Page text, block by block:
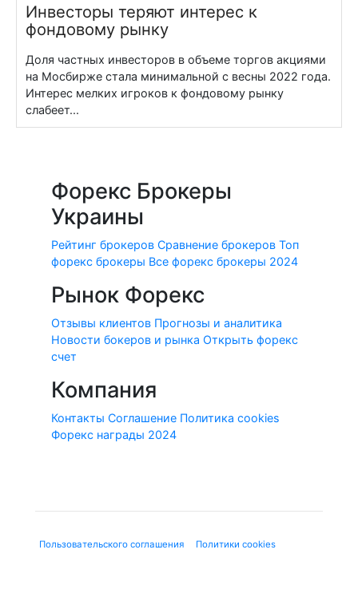
Инвесторы теряют интерес к
фондовому рынку
Доля частных инвесторов в объеме торгов акциями
на Мосбирже стала минимальной с весны 2022 года.
Интерес мелких игроков к фондовому рынку
слабеет...
Форекс Брокеры
Украины
Рейтинг брокеров Сравнение брокеров Топ
форекс брокеры Все форекс брокеры 2024
Рынок Форекс
Отзывы клиентов Прогнозы и аналитика
Новости бокеров и рынка Открыть форекс
счет
Компания
Контакты Соглашение Политика cookies
Форекс награды 2024
Пользовательского соглашения Политики cookies